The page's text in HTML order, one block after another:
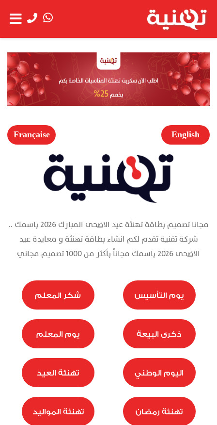
الحساب
شاهد العربة
عن
الشركة
خدمة
العملاء
الخدمات
English
Française
مجانا تصميم بطاقة تهنئة عيد الاضحى المبارك 2026 باسمك ..
شركة تقنية تقدم لكم انشاء بطاقة تهنئة و معايدة عيد
الاضحى 2026 باسمك مجاناً بأكثر من 1000 تصميم مجاني
يوم التأسيس شكر المعلم
ذكرى البيعة يوم المعلم
اليوم الوطني تهنئة العيد
تهنئة رمضان تهنئة المواليد